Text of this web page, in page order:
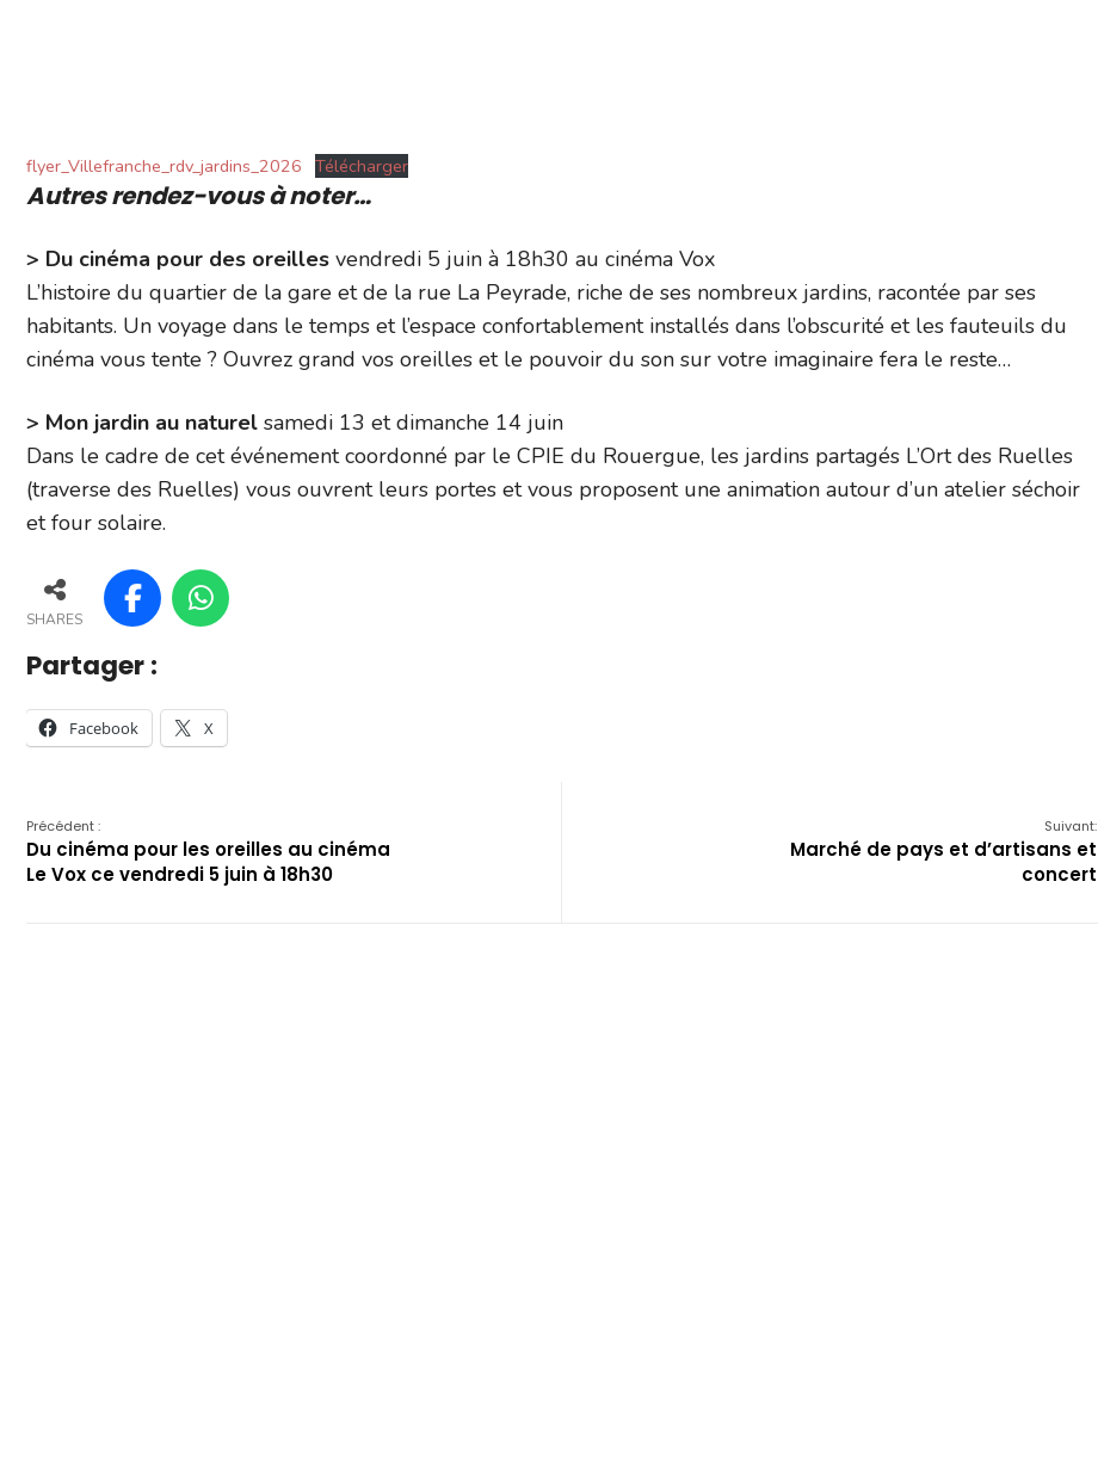
flyer_Villefranche_rdv_jardins_2026 Télécharger
Autres rendez-vous à noter…
> Du cinéma pour des oreilles vendredi 5 juin à 18h30 au cinéma Vox
L’histoire du quartier de la gare et de la rue La Peyrade, riche de ses nombreux jardins, racontée par ses
habitants. Un voyage dans le temps et l’espace confortablement installés dans l’obscurité et les fauteuils du
cinéma vous tente ? Ouvrez grand vos oreilles et le pouvoir du son sur votre imaginaire fera le reste…
> Mon jardin au naturel samedi 13 et dimanche 14 juin
Dans le cadre de cet événement coordonné par le CPIE du Rouergue, les jardins partagés L’Ort des Ruelles
(traverse des Ruelles) vous ouvrent leurs portes et vous proposent une animation autour d’un atelier séchoir
et four solaire.
SHARES
Partager :
Facebook X
Précédent :
Du cinéma pour les oreilles au cinéma
Le Vox ce vendredi 5 juin à 18h30
Suivant:
Marché de pays et d’artisans et
concert